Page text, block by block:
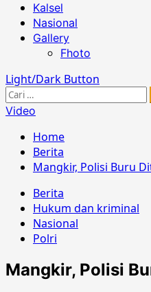
Kalsel
Nasional
Gallery
Fhoto
Light/Dark Button
Cari
untuk:
Video
Home
Berita
Mangkir, Polisi Buru
Berita
Hukum dan kriminal
Nasional
Polri
Mangkir, Polisi